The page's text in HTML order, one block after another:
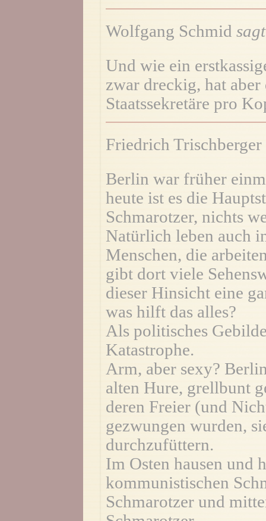
Wolfgang Schmid
Und wie ein
zwar dreckig, hat
Staatssekretäre pro
Friedrich Trischberger
Berlin war früher
heute ist es die
Schmarotzer, nichts
Natürlich leben auch
Menschen, die
gibt dort viele
dieser Hinsicht eine
was hilft das alles?
Als politisches
Katastrophe.
Arm, aber sexy?
alten Hure, grellbunt
deren Freier (und
gezwungen wurden,
durchzufüttern.
Im Osten hausen und
kommunistischen
Schmarotzer und